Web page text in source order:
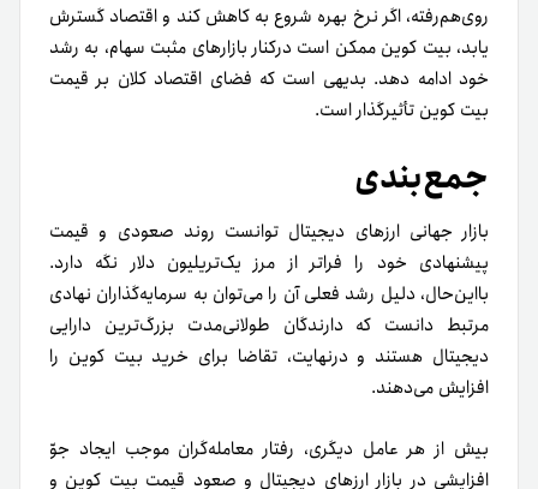
روی‌هم‌رفته، اگر نرخ بهره شروع به کاهش کند و اقتصاد گسترش
یابد، بیت کوین ممکن است در‌کنار بازارهای مثبت سهام، به رشد
خود ادامه دهد. بدیهی است که فضای اقتصاد کلان بر قیمت
بیت کوین تأثیر‌گذار است.
جمع‌بندی
بازار جهانی ارزهای دیجیتال توانست روند صعودی و قیمت
پیشنهادی خود را فراتر از مرز یک‌تریلیون دلار نگه دارد.
با‌این‌حال، دلیل رشد فعلی آن را می‌توان به سرمایه‌گذاران نهادی
مرتبط دانست که دارندگان طولانی‌مدت بزرگ‌ترین دارایی
دیجیتال هستند و در‌نهایت، تقاضا برای خرید بیت کوین را
افزایش می‌دهند.
بیش از هر عامل دیگری، رفتار معامله‌گران موجب ایجاد جوّ
افزایشی در بازار ارزهای دیجیتال و صعود قیمت بیت کوین و